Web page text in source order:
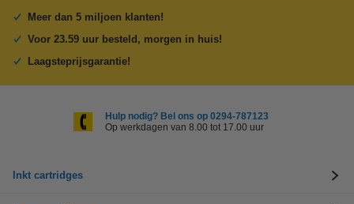
Meer dan 5 miljoen klanten!
Voor 23.59 uur besteld, morgen in huis!
Laagsteprijsgarantie!
Hulp nodig? Bel ons op 0294-787123
Op werkdagen van 8.00 tot 17.00 uur
Inkt cartridges